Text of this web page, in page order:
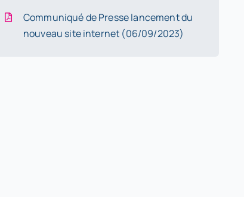
Communiqué de Presse lancement du
nouveau site internet (06/09/2023)